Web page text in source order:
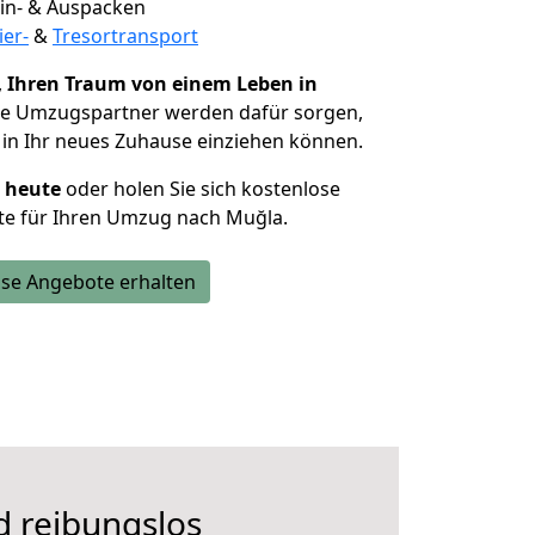
& Auspacken
&Tresortransport
Ihren Traum von einem Leben in
Umzugspartner werden dafür sorgen,
Ihr neues Zuhause einziehen können.
heuteoder holen Sie sich kostenlose
für Ihren Umzug nach Muğla.
Angebote erhalten
reibungslos